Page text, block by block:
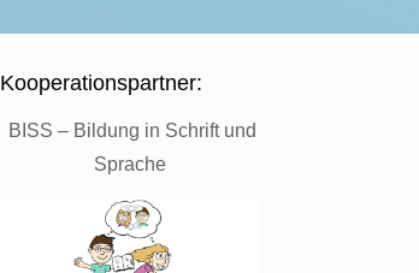
Kooperationspartner:
BISS – Bildung in Schrift und
Sprache